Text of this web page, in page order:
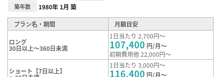
築年数 1980年 1月 築
プラン名・期間 月額目安
ロング
30日以上～360日未満
1日当たり 2,700円～
107,400 円/月～
初期費用他 22,000円～
ショート【7日以上】
1日当たり 3,000円～
116,400 円/月～